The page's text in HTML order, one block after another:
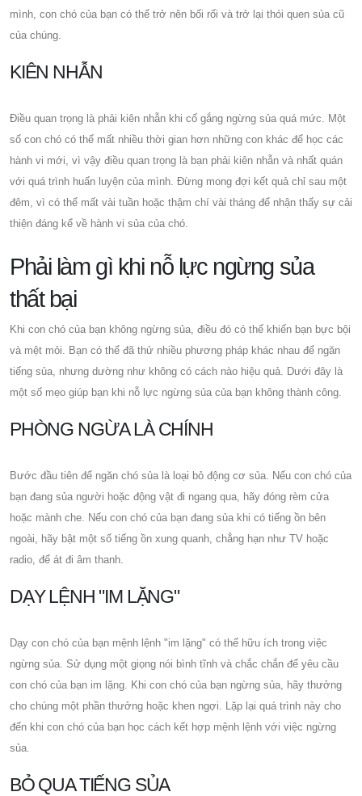
mình, con chó của bạn có thể trở nên bối rối và trở lại thói quen sủa cũ
của chúng.
KIÊN NHẪN
Điều quan trọng là phải kiên nhẫn khi cố gắng ngừng sủa quá mức. Một
số con chó có thể mất nhiều thời gian hơn những con khác để học các
hành vi mới, vì vậy điều quan trọng là bạn phải kiên nhẫn và nhất quán
với quá trình huấn luyện của mình. Đừng mong đợi kết quả chỉ sau một
đêm, vì có thể mất vài tuần hoặc thậm chí vài tháng để nhận thấy sự cải
thiện đáng kể về hành vi sủa của chó.
Phải làm gì khi nỗ lực ngừng sủa
thất bại
Khi con chó của bạn không ngừng sủa, điều đó có thể khiến bạn bực bội
và mệt mỏi. Bạn có thể đã thử nhiều phương pháp khác nhau để ngăn
tiếng sủa, nhưng dường như không có cách nào hiệu quả. Dưới đây là
một số mẹo giúp bạn khi nỗ lực ngừng sủa của bạn không thành công.
PHÒNG NGỪA LÀ CHÍNH
Bước đầu tiên để ngăn chó sủa là loại bỏ động cơ sủa. Nếu con chó của
bạn đang sủa người hoặc động vật đi ngang qua, hãy đóng rèm cửa
hoặc mành che. Nếu con chó của bạn đang sủa khi có tiếng ồn bên
ngoài, hãy bật một số tiếng ồn xung quanh, chẳng hạn như TV hoặc
radio, để át đi âm thanh.
DẠY LỆNH "IM LẶNG"
Dạy con chó của bạn mệnh lệnh "im lặng" có thể hữu ích trong việc
ngừng sủa. Sử dụng một giọng nói bình tĩnh và chắc chắn để yêu cầu
con chó của bạn im lặng. Khi con chó của bạn ngừng sủa, hãy thưởng
cho chúng một phần thưởng hoặc khen ngợi. Lặp lại quá trình này cho
đến khi con chó của bạn học cách kết hợp mệnh lệnh với việc ngừng
sủa.
BỎ QUA TIẾNG SỦA